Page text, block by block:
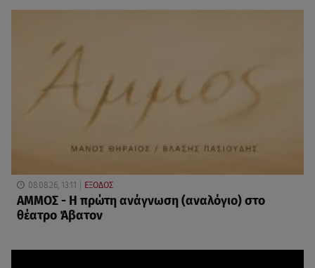
08.08.26, 13:11 ΕΞΟΔΟΣ
ΑΜΜΟΣ - Η πρώτη ανάγνωση (αναλόγιο) στο
θέατρο Άβατον